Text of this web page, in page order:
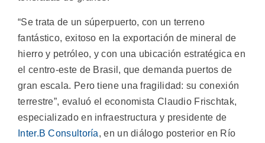
“Se trata de un súperpuerto, con un terreno
fantástico, exitoso en la exportación de mineral de
hierro y petróleo, y con una ubicación estratégica en
el centro-este de Brasil, que demanda puertos de
gran escala. Pero tiene una fragilidad: su conexión
terrestre”, evaluó el economista Claudio Frischtak,
especializado en infraestructura y presidente de
Inter.B Consultoría, en un diálogo posterior en Río